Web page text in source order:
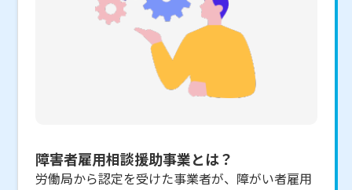
障害者雇用相談援助事業とは？
労働局から認定を受けた事業者が、障がい者雇用